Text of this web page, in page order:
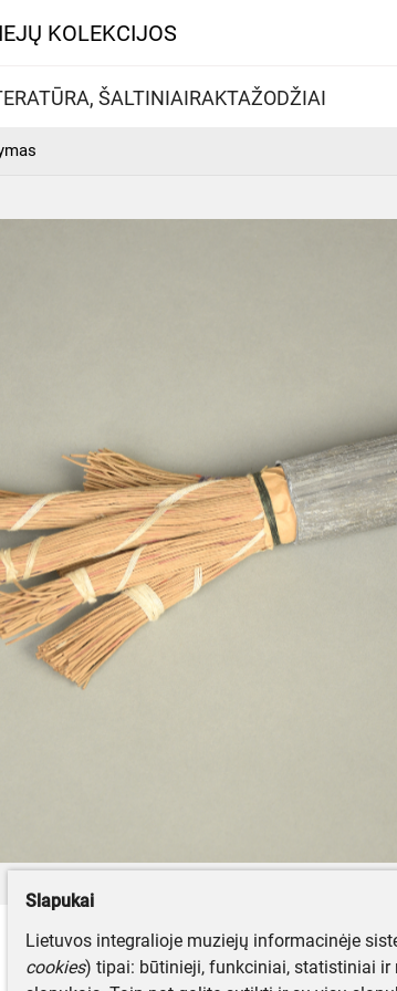
KOLEKCIJOS
ŠALTINIAIRAKTAŽODŽIAI
Slapukai
Lietuvos integralioje muziejų informacinėje
cookies) tipai: būtinieji, funkciniai, statistiniai